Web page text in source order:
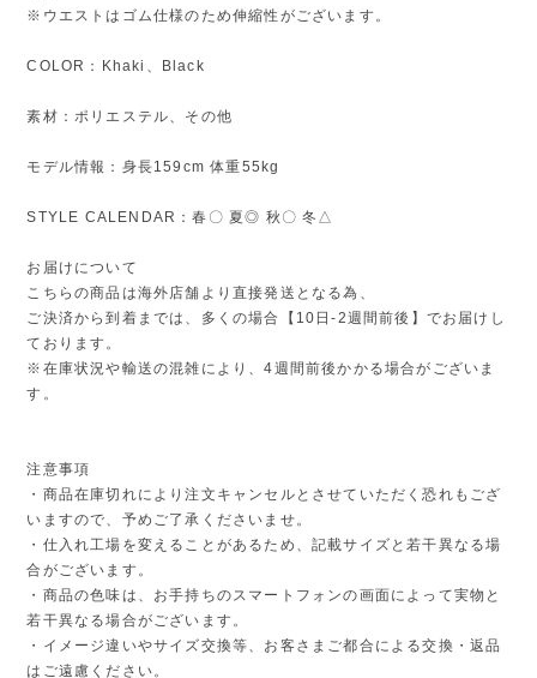
※ウエストはゴム仕様のため伸縮性がございます。
COLOR：Khaki、Black
素材：ポリエステル、その他
モデル情報：身長159cm 体重55kg
STYLE CALENDAR：春〇 夏◎ 秋〇 冬△
お届けについて
こちらの商品は海外店舗より直接発送となる為、
ご決済から到着までは、多くの場合【10日-2週間前後】でお届けし
ております。
※在庫状況や輸送の混雑により、4週間前後かかる場合がございま
す。
注意事項
・商品在庫切れにより注文キャンセルとさせていただく恐れもござ
いますので、予めご了承くださいませ。
・仕入れ工場を変えることがあるため、記載サイズと若干異なる場
合がございます。
・商品の色味は、お手持ちのスマートフォンの画面によって実物と
若干異なる場合がございます。
・イメージ違いやサイズ交換等、お客さまご都合による交換・返品
はご遠慮ください。